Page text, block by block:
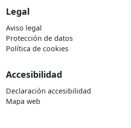
Legal
Aviso legal
Protección de datos
Política de cookies
Accesibilidad
Declaración accesibilidad
Mapa web